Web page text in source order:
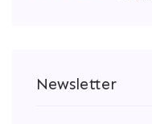
Newsletter